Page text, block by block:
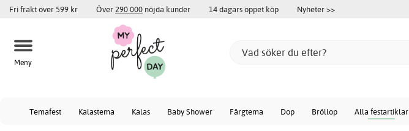
Fri frakt över 599 kr Över 290 000 nöjda kunder 14 dagars öppet köp Nyheter >>
Meny
Temafest Kalastema Kalas Baby Shower Färgtema Dop Bröllop Alla festartiklar